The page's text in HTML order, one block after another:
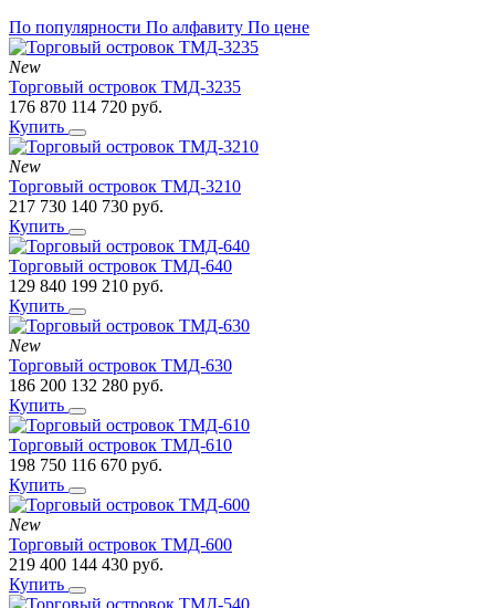
По популярности По алфавиту По цене
New
Торговый островок ТМД-3235
176 870 114 720 руб.
Купить
New
Торговый островок ТМД-3210
217 730 140 730 руб.
Купить
Торговый островок ТМД-640
129 840 199 210 руб.
Купить
New
Торговый островок ТМД-630
186 200 132 280 руб.
Купить
Торговый островок ТМД-610
198 750 116 670 руб.
Купить
New
Торговый островок ТМД-600
219 400 144 430 руб.
Купить